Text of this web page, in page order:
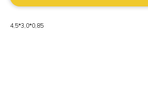
4,5*3,0*0,85